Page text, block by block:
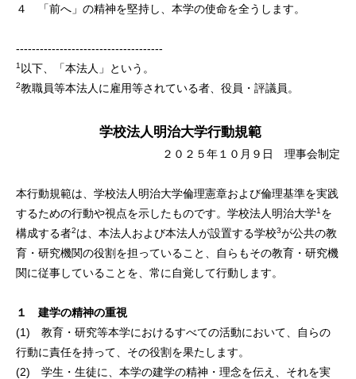
４ 「前へ」の精神を堅持し、本学の使命を全うします。
-------------------------------------
1 以下、「本法人」という。
2教職員等本法人に雇用等されている者、役員・評議員。
学校法人明治大学行動規範
２０２５年１０月９日 理事会制定
本行動規範は、学校法人明治大学倫理憲章および倫理基準を実践
するための行動や視点を示したものです。学校法人明治大学1 を
構成する者2は、本法人および本法人が設置する学校3が公共の教
育・研究機関の役割を担っていること、自らもその教育・研究機
関に従事していることを、常に自覚して行動します。
１ 建学の精神の重視
(1) 教育・研究等本学におけるすべての活動において、自らの
行動に責任を持って、その役割を果たします。
(2) 学生・生徒に、本学の建学の精神・理念を伝え、それを実